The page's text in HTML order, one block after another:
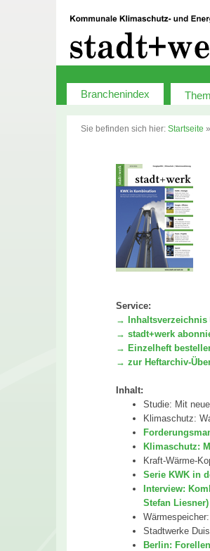
Branchenindex
Sie befinden sich hier: Startseite »
Service:
→ Inhaltsverzeichnis
→ stadt+werk
→ Einzelheft
→ zur Heftarchiv-
Inhalt:
Studie: Mit
Klimaschutz:
Klimaschutz:
Kraft-Wärme-
Serie KWK in
Interview:
Stefan Liesner)
Stadtwerke
Berlin: